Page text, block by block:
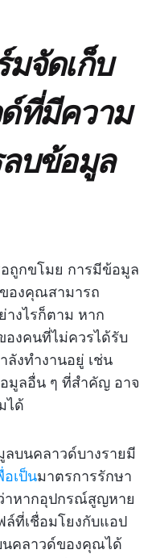
จัดเก็บ
ที่มีความ
บข้อมูล
กขโมย การมีข้อมูล
องคุณสามารถ
งไรก็ตาม หาก
งคนที่ไม่ควรได้รับ
งทำงานอยู่ เช่น
มูลอื่น ๆ ที่สำคัญ อาจ
ได้
บนคลาวด์บางรายมี
อเป็นมาตรการรักษา
าหากอุปกรณ์สูญหาย
ที่เชื่อมโยงกับแอป
นคลาวด์ของคุณได้